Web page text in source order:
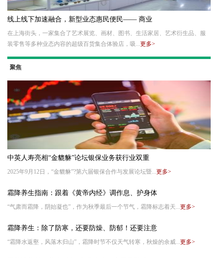
线上线下加速融合，新型业态惠民便民—— 商业
在上海街头，一家集合了艺术展览、画材、图书、生活家居、艺术衍生品、服
装零售等多种业态内容的超级百货集合体验店，吸...更多>
聚焦
中英人寿亮相“金貔貅”论坛银保业务获行业双重
2025年9月12日，“金貔貅”?第六届银保合作与发展论坛暨...更多>
霜降养生指南：跟着《黄帝内经》调作息、护身体
“气肃而霜降，阴始凝也”，作为秋季最后一个节气，霜降标志着天...更多>
霜降养生：除了防寒，还要防燥、防郁！还要注意
“霜降水返壑，风落木归山”，霜降时节不仅天气转寒，秋燥的余威...更多>